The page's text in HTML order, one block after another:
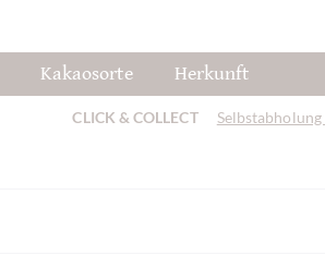
Kakaosorte Herkunft
CLICK & COLLECT